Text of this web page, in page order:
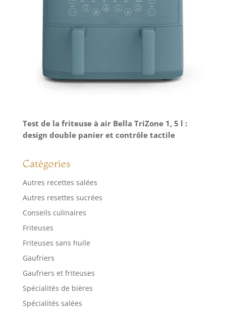
Test de la friteuse à air Bella TriZone 1, 5 l :
design double panier et contrôle tactile
Catégories
Autres recettes salées
Autres resettes sucrées
Conseils culinaires
Friteuses
Friteuses sans huile
Gaufriers
Gaufriers et friteuses
Spécialités de bières
Spécialités salées